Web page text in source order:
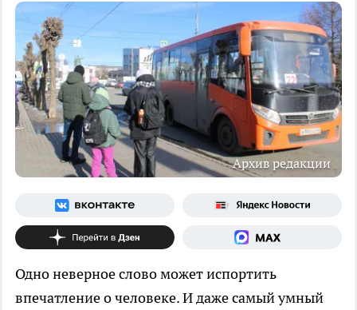
Архив редакции
Одно неверное слово может испортить
впечатление о человеке. И даже самый умный